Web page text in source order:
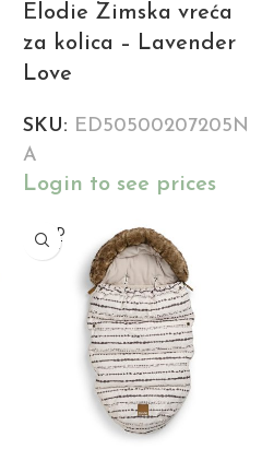
Elodie Zimska vreća
za kolica – Lavender
Love
SKU: ED50500207205N
A
Login to see prices
SOLD
OUT